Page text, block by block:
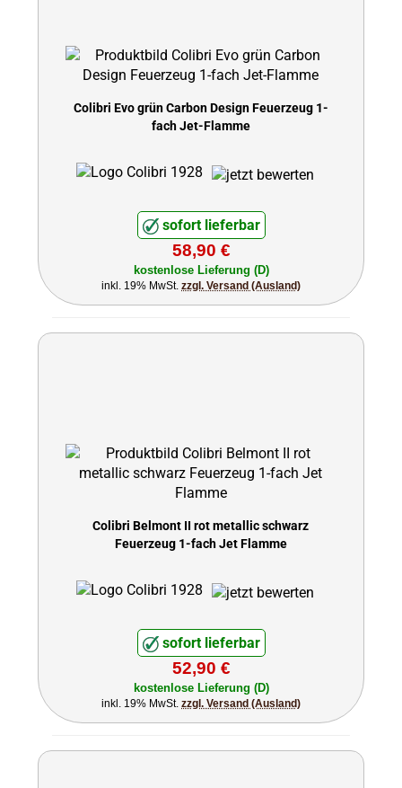
Colibri Evo grün Carbon Design Feuerzeug 1-
fach Jet-Flamme
sofort lieferbar
58,90 €
kostenlose Lieferung (D)
inkl. 19% MwSt. zzgl. Versand (Ausland)
Colibri Belmont II rot metallic schwarz
Feuerzeug 1-fach Jet Flamme
sofort lieferbar
52,90 €
kostenlose Lieferung (D)
inkl. 19% MwSt. zzgl. Versand (Ausland)